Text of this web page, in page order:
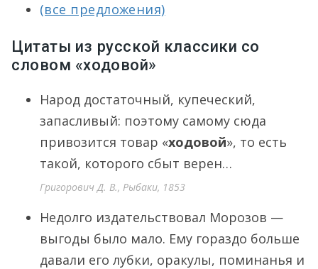
(все предложения)
Цитаты из русской классики со
словом «ходовой»
Народ достаточный, купеческий,
запасливый: поэтому самому сюда
привозится товар «ходовой», то есть
такой, которого сбыт верен…
Григорович Д. В., Рыбаки, 1853
Недолго издательствовал Морозов —
выгоды было мало. Ему гораздо больше
давали его лубки, оракулы, поминанья и